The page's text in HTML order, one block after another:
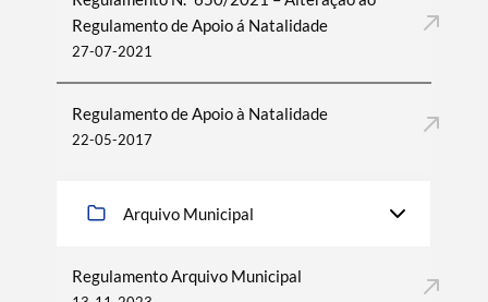
Regulamento de Apoio á Natalidade
27-07-2021
Regulamento de Apoio à Natalidade
22-05-2017
Arquivo Municipal
Regulamento Arquivo Municipal